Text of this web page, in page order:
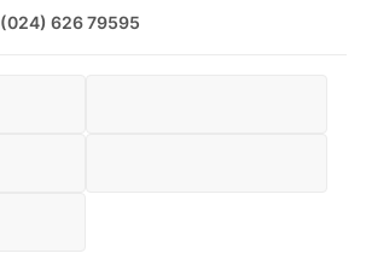
(024) 626 79595